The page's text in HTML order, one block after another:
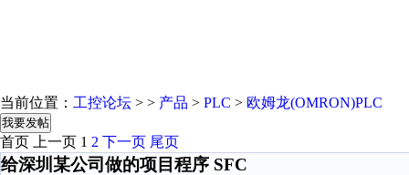
当前位置： 工控论坛 > > 产品 > PLC > 欧姆龙(OMRON)PLC
我要发帖
首页 上一页 1 2 下一页 尾页
给深圳某公司做的项目程序 SFC